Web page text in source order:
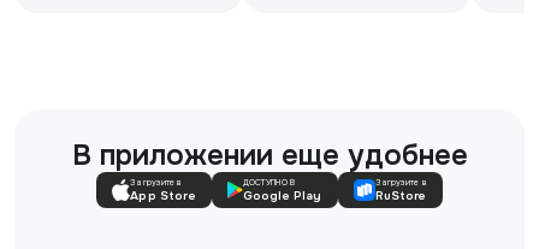
В приложении еще удобнее
Загрузите в
App Store
ДОСТУПНО В
Google Play
Загрузите в
RuStore